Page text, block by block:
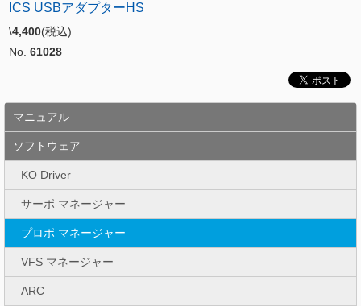
ICS USBアダプターHS
\4,400(税込)
No. 61028
マニュアル
ソフトウェア
KO Driver
サーボ マネージャー
プロポ マネージャー
VFS マネージャー
ARC